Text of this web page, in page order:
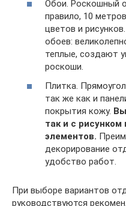
Обои. Роскошный
правило, 10
цветов и
обоев:
теплые, создают
роскоши.
Плитка.
так же как и
покрытия кожу.
так и с
элементов.
декорирование
удобство работ.
При выборе вариантов
руководствуются